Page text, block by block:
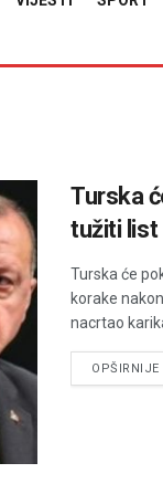
Turska
tužiti list
Turska će
korake
nacrtao
OPŠIRNIJE